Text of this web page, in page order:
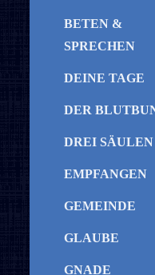
BETEN &
SPRECHEN
DEINE TAGE
DER
DREI SÄULEN
EMPFANGEN
GEMEINDE
GLAUBE
GNADE